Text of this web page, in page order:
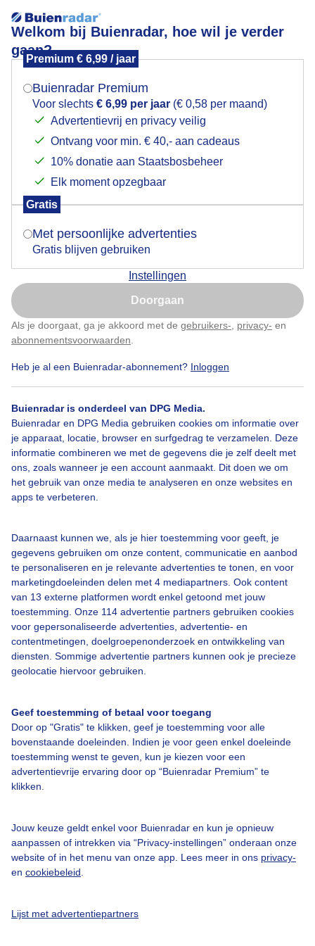
Welkom bij Buienradar, hoe wil je verder
gaan?
Premium € 6,99 / jaar
Buienradar Premium
Voor slechts € 6,99 per jaar (€ 0,58 per maand)
Advertentievrij en privacy veilig
Ontvang voor min. € 40,- aan cadeaus
10% donatie aan Staatsbosbeheer
Elk moment opzegbaar
Gratis
Met persoonlijke advertenties
Gratis blijven gebruiken
Instellingen
Doorgaan
Als je doorgaat, ga je akkoord met de gebruikers- privacy- en
abonnementsvoorwaarden
Heb je al een Buienradar-abonnement? Inloggen
Buienradar is onderdeel van DPG Media.
Buienradar en DPG Media gebruiken cookies om informatie over
je apparaat, locatie, browser en surfgedrag te verzamelen. Deze
informatie combineren we met de gegevens die je zelf deelt met
ons, zoals wanneer je een account aanmaakt. Dit doen we om
het gebruik van onze media te analyseren en onze websites en
apps te verbeteren.
Daarnaast kunnen we, als je hier toestemming voor geeft, je
gegevens gebruiken om onze content, communicatie en aanbod
te personaliseren en je relevante advertenties te tonen, en voor
marketingdoeleinden delen met 4 mediapartners. Ook content
van 13 externe platformen wordt enkel getoond met jouw
toestemming. Onze 114 advertentie partners gebruiken cookies
voor gepersonaliseerde advertenties, advertentie- en
contentmetingen, doelgroepenonderzoek en ontwikkeling van
diensten. Sommige advertentie partners kunnen ook je precieze
geolocatie hiervoor gebruiken.
Geef toestemming of betaal voor toegang
Door op "Gratis" te klikken, geef je toestemming voor alle
bovenstaande doeleinden. Indien je voor geen enkel doeleinde
toestemming wenst te geven, kun je kiezen voor een
advertentievrije ervaring door op “Buienradar Premium” te
klikken.
Jouw keuze geldt enkel voor Buienradar en kun je opnieuw
aanpassen of intrekken via “Privacy-instellingen” onderaan onze
website of in het menu van onze app. Lees meer in ons privacy-
en cookiebeleid
Lijst met advertentiepartners
vreemde wolk in de lucht
vreemde wolk
Vreemde Rode Wolk Wolken
Bekijk slideshow
Een moment geduld aub...
Bedrijfsgegevens
Veelgestelde vragen
Contact
Adverteren
Buienradar Team
Cookie beleid
Mogen we je locatie gebruiken voor het
Indien je hier nog geen akkoord op hebt gegeven,
verschijnt er zo een pop-up uit je browser waarin
Is goed, toon de popup
Nu niet, misschien later
Klik hierom dit aan te passen